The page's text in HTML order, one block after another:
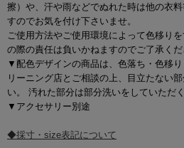
擦）や、汗や雨などでぬれた時は他の衣
すのでお気を付け下さいませ。
ご使用方法やご使用環境によって色移り
の際の責任は負いかねますのでご了承くだ
▼配色デザインの商品は、色落ち・色移
リーニング店とご相談の上、目立たない
い。 汚れた部分は部分洗いをしていただ
▼アクセサリー別途
◆採寸・size表記について